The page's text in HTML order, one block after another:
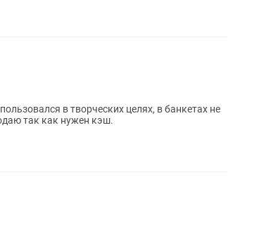
в творческих целях, в банкетах не
так как нужен кэш.